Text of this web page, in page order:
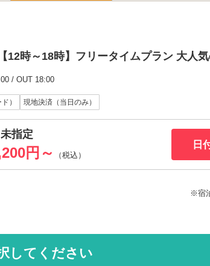
【12時～18時】フリータイムプラン 大人
/ OUT 18:00
） 現地決済（当日のみ）
指定
円～ （税込）
日
※宿
してください